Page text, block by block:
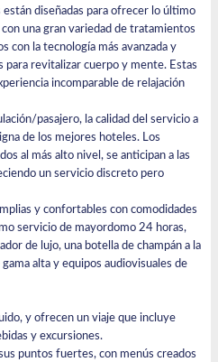
están diseñadas para ofrecer lo último
una gran variedad de tratamientos
con la tecnología más avanzada y
para revitalizar cuerpo y mente. Estas
incomparable de relajación
pasajero, la calidad del servicio a
de los mejores hoteles. Los
al más alto nivel, se anticipan a las
un servicio discreto pero
y confortables con comodidades
servicio de mayordomo 24 horas,
de lujo, una botella de champán a la
gama alta y equipos audiovisuales de
y ofrecen un viaje que incluye
y excursiones.
puntos fuertes, con menús creados